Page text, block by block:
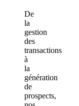
De
la
gestion
des
transactions
à
la
génération
de
prospects,